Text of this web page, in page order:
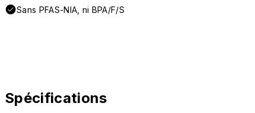
Sans PFAS-NIA, ni BPA/F/S
Spécifications